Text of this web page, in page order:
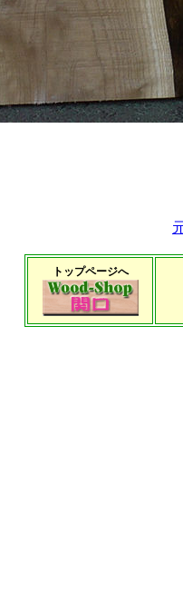
トップページへ